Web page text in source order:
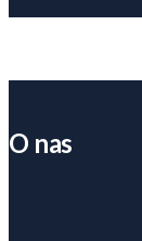
O nas